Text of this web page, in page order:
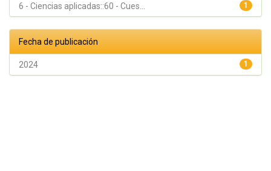
1
6 - Ciencias aplicadas::60 - Cues...
Fecha de publicación
1
2024